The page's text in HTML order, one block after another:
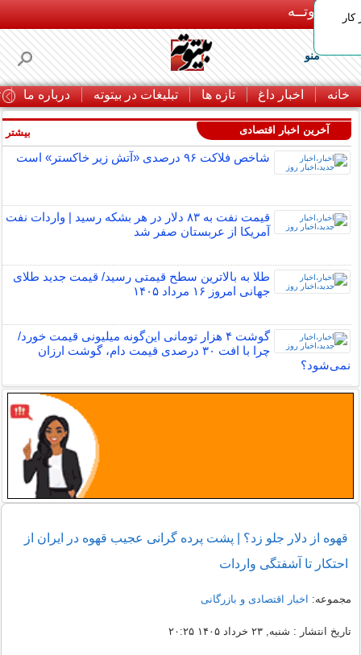
بـیتوتــه
منو
خانه اخبار داغ تازه ها تبلیغات در بیتوته درباره ما
آخرین اخبار اقتصادی
شاخص فلاکت ۹۶ درصدی «آتش زیر خاکستر» است
قیمت نفت به ۸۳ دلار در هر بشکه رسید | واردات نفت
آمریکا از عربستان صفر شد
طلا به بالاترین سطح قیمتی رسید/ قیمت جدید طلای
جهانی امروز ۱۶ مرداد ۱۴۰۵
گوشت ۴ هزار تومانی این‌گونه میلیونی قیمت خورد/
چرا با افت ۳۰ درصدی قیمت دام، گوشت ارزان
نمی‌شود؟
بیشتر
قهوه از دلار جلو زد؟ | پشت پرده گرانی عجیب قهوه در ایران از
احتکار تا آشفتگی واردات
مجموعه: اخبار اقتصادی و بازرگانی
تاریخ انتشار : شنبه, ۲۳ خرداد ۱۴۰۵ ۲۰:۲۵